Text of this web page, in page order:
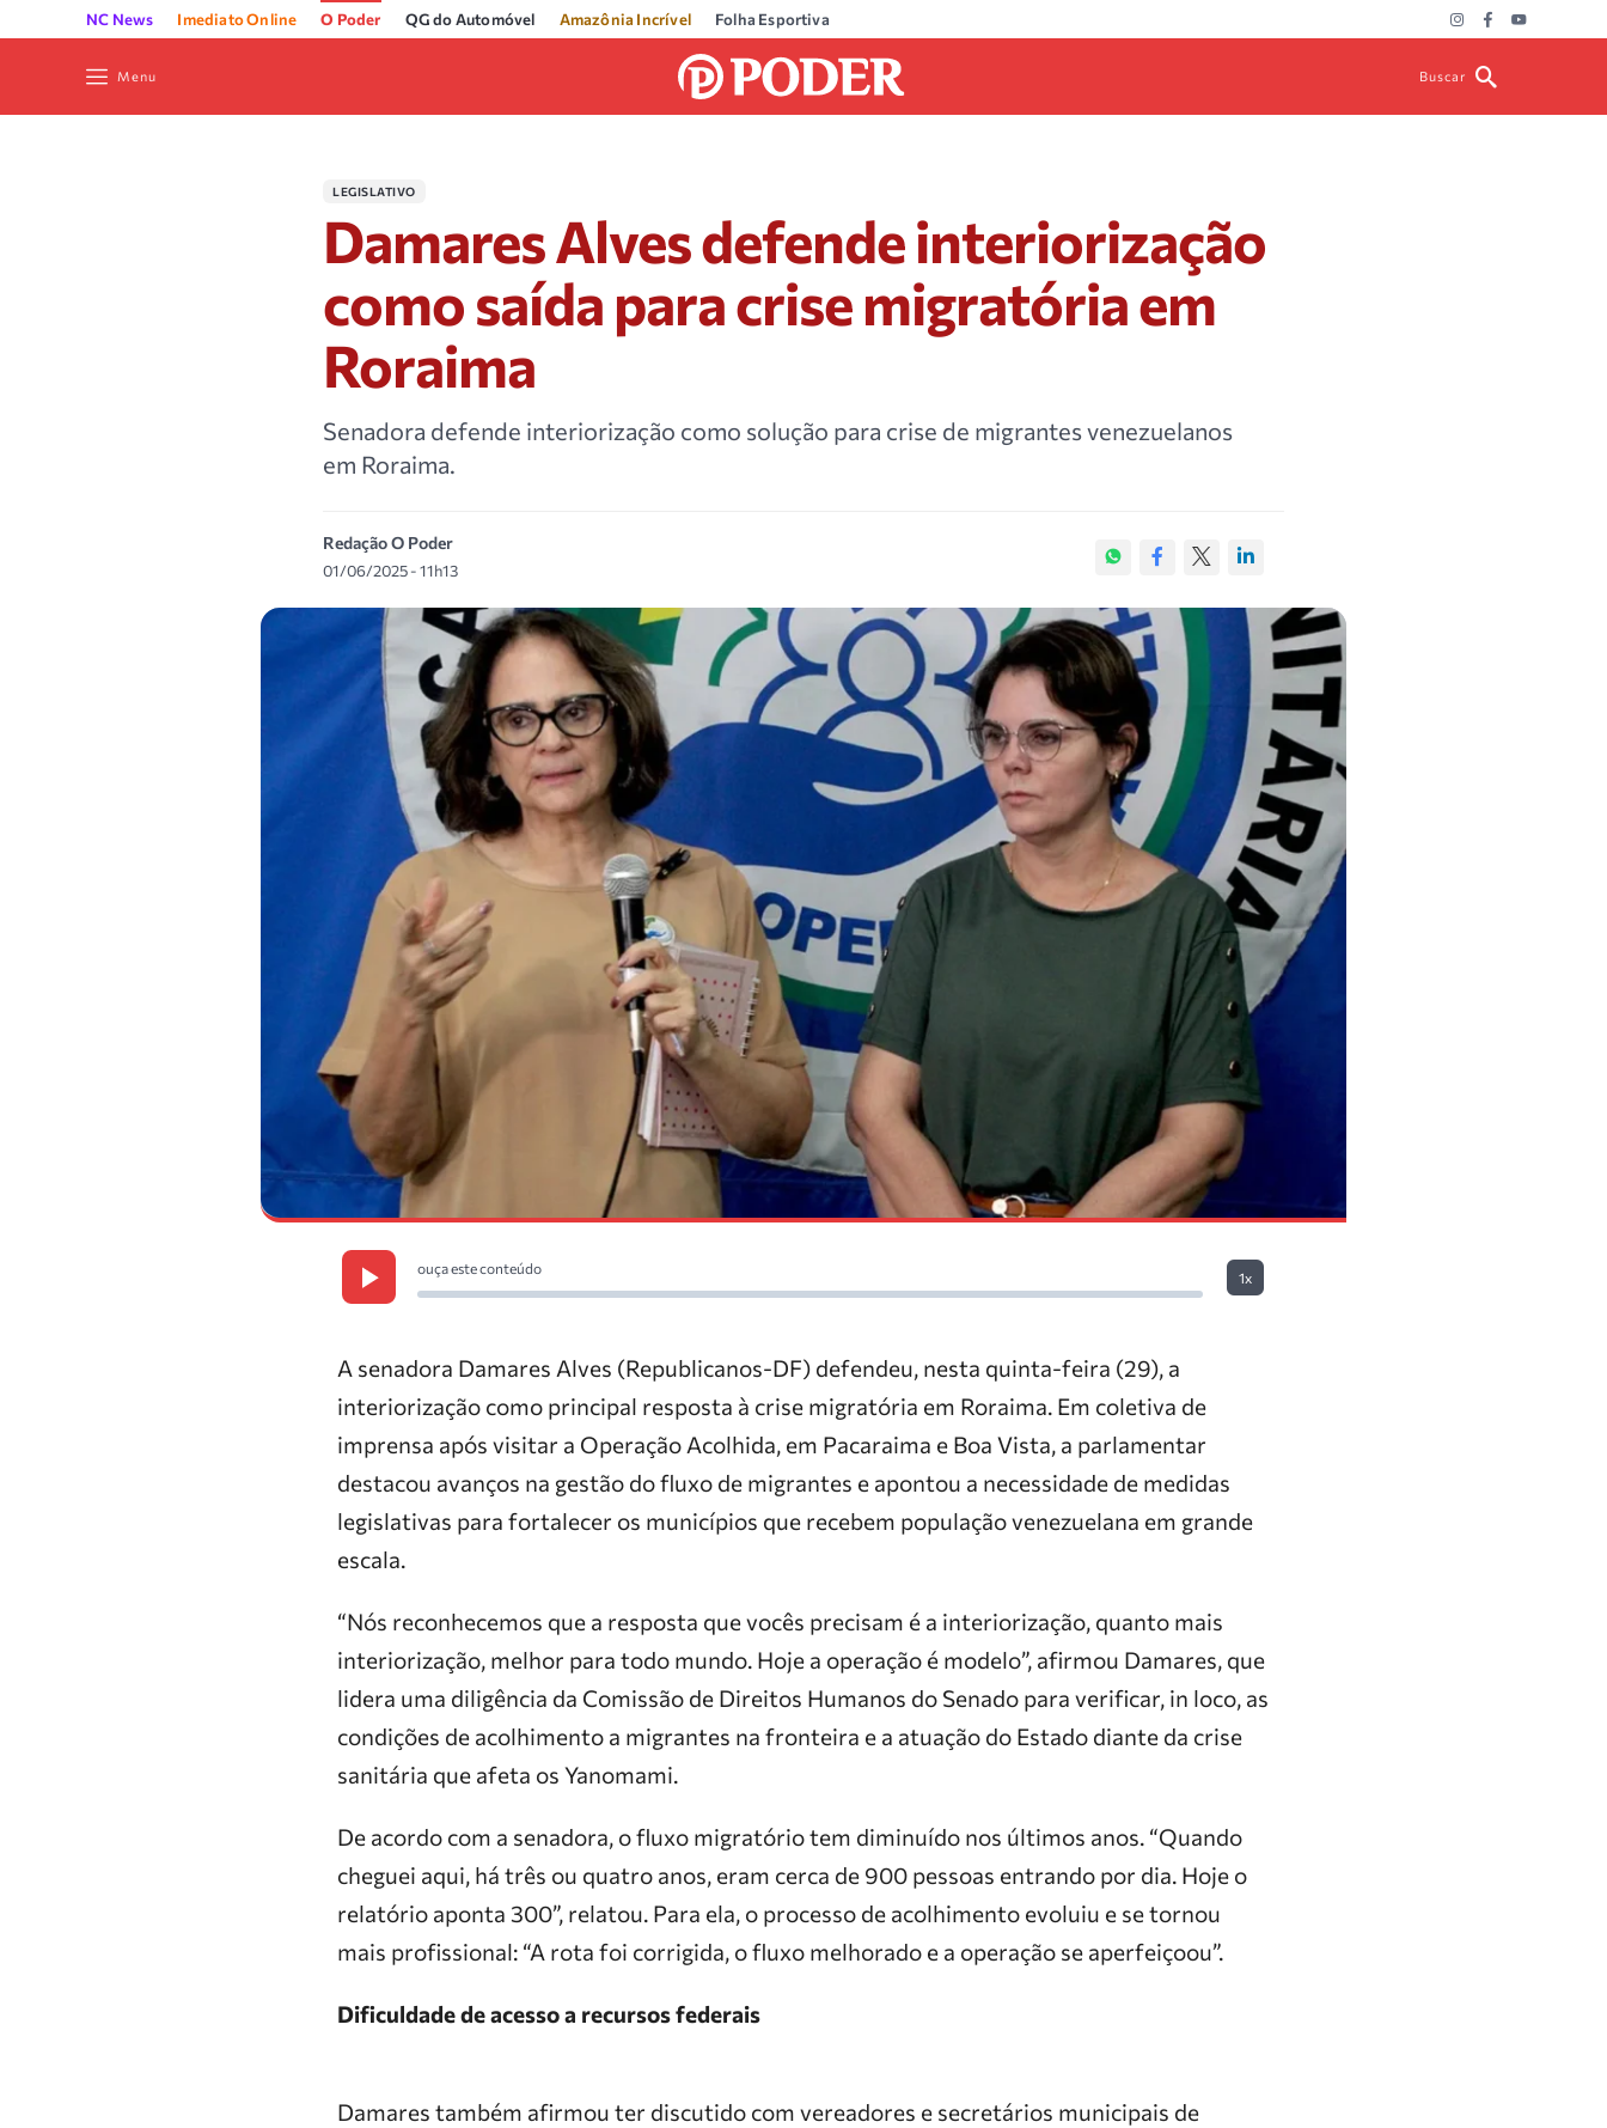
NC News Imediato Online O Poder QG do Automóvel Amazônia Incrível Folha Esportiva
Menu Buscar
LEGISLATIVO
Damares Alves defende interiorização
como saída para crise migratória em
Roraima
Senadora defende interiorização como solução para crise de migrantes venezuelanos
em Roraima.
Redação O Poder
01/06/2025 - 11h13
ouça este conteúdo
1x
A senadora Damares Alves (Republicanos-DF) defendeu, nesta quinta-feira (29), a
interiorização como principal resposta à crise migratória em Roraima. Em coletiva de
imprensa após visitar a Operação Acolhida, em Pacaraima e Boa Vista, a parlamentar
destacou avanços na gestão do fluxo de migrantes e apontou a necessidade de medidas
legislativas para fortalecer os municípios que recebem população venezuelana em grande
escala.
“Nós reconhecemos que a resposta que vocês precisam é a interiorização, quanto mais
interiorização, melhor para todo mundo. Hoje a operação é modelo”, afirmou Damares, que
lidera uma diligência da Comissão de Direitos Humanos do Senado para verificar, in loco, as
condições de acolhimento a migrantes na fronteira e a atuação do Estado diante da crise
sanitária que afeta os Yanomami.
De acordo com a senadora, o fluxo migratório tem diminuído nos últimos anos. “Quando
cheguei aqui, há três ou quatro anos, eram cerca de 900 pessoas entrando por dia. Hoje o
relatório aponta 300”, relatou. Para ela, o processo de acolhimento evoluiu e se tornou
mais profissional: “A rota foi corrigida, o fluxo melhorado e a operação se aperfeiçoou”.
Dificuldade de acesso a recursos federais
Damares também afirmou ter discutido com vereadores e secretários municipais de